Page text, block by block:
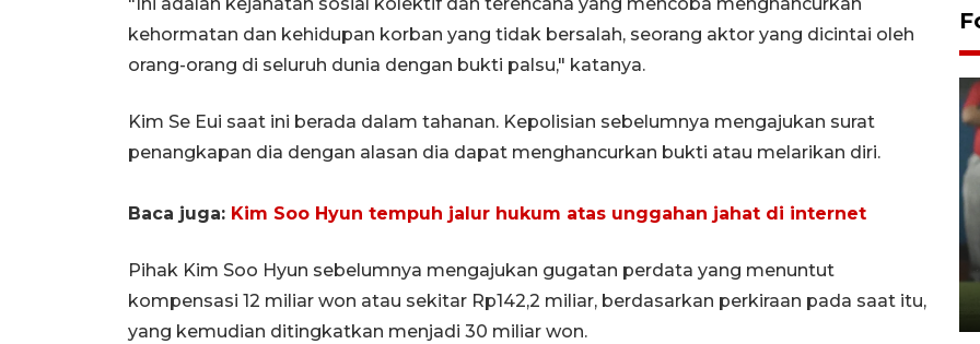
kehormatan dan kehidupan korban yang tidak bersalah, seorang aktor yang dicintai oleh
orang-orang di seluruh dunia dengan bukti palsu," katanya.
Kim Se Eui saat ini berada dalam tahanan. Kepolisian sebelumnya mengajukan surat
penangkapan dia dengan alasan dia dapat menghancurkan bukti atau melarikan diri.
Baca juga: Kim Soo Hyun tempuh jalur hukum atas unggahan jahat di internet
Pihak Kim Soo Hyun sebelumnya mengajukan gugatan perdata yang menuntut
kompensasi 12 miliar won atau sekitar Rp142,2 miliar, berdasarkan perkiraan pada saat itu,
yang kemudian ditingkatkan menjadi 30 miliar won.
ANTARA Babel-Kanwil
Sama
22 Juni 2026 16:35